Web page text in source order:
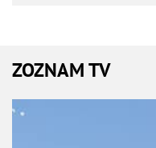
ZOZNAM TV